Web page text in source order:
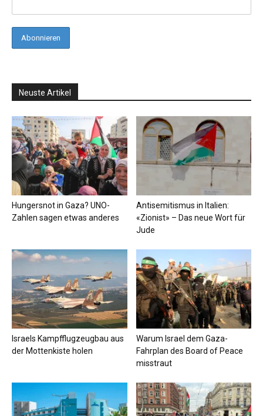
Neuste Artikel
Hungersnot in Gaza? UNO-
Zahlen sagen etwas anderes
Antisemitismus in Italien:
«Zionist» – Das neue Wort für
Jude
Israels Kampfflugzeugbau aus
der Mottenkiste holen
Warum Israel dem Gaza-
Fahrplan des Board of Peace
misstraut